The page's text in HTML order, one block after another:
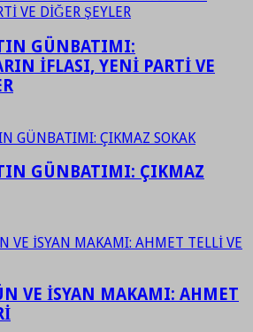
GÜNBATIMI:
İFLASI, YENİ PARTİ VE
GÜNBATIMI: ÇIKMAZ
VE İSYAN MAKAMI: AHMET